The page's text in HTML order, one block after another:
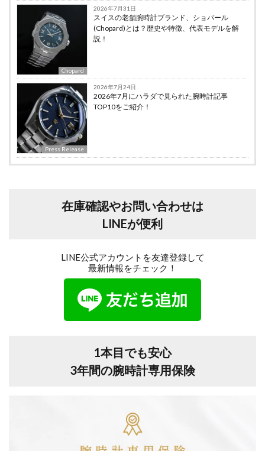
Chopard
2026年7月31日
スイスの老舗腕時計ブランド、ショパール
(Chopard)とは？歴史や特徴、代表モデルを解
説！
Press Release
2026年7月24日
2026年7月にハラダで見られた腕時計記事
TOP10をご紹介！
在庫確認やお問い合わせは
LINEが便利
LINE公式アカウントを友達登録して
最新情報をチェック！
1本目でも安心
3年間の腕時計専用保険